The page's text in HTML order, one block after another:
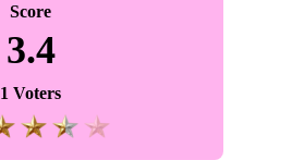
Score
3.4
1 Voters